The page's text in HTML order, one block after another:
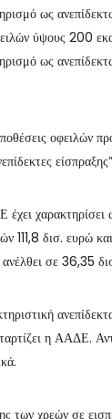
ως
ύψους 200
ως
οφειλών
χαρακτηρίσει
111,8 δισ. ευρώ
ανέλθει σε 36,35
η ΑΑΔΕ.
των χρεών σε